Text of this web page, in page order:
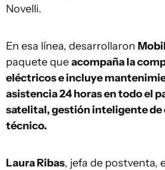
Novelli.
En esa línea, desarrollaron
paquete queacompaña la
eléctricos e incluye
asistencia 24 horas en todo el
satelital, gestión inteligente de
técnico.
Laura Ribas, jefa de postventa,